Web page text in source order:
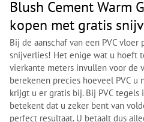
Blush Cement Warm
kopen met gratis
Bij de aanschaf van een PVC
snijverlies! Het enige wat u hoeft
vierkante meters invullen voor de
berekenen precies hoeveel PVC
krijgt u er gratis bij. Bij PVC tegels
betekent dat u zeker bent van
perfect resultaat. U betaalt dus